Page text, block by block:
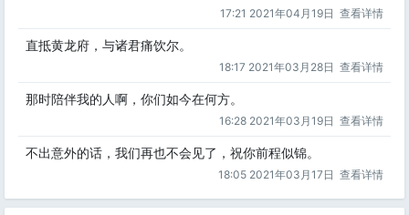
17:21 2021年04月19日 查看详情
直抵黄龙府，与诸君痛饮尔。
18:17 2021年03月28日 查看详情
那时陪伴我的人啊，你们如今在何方。
16:28 2021年03月19日 查看详情
不出意外的话，我们再也不会见了，祝你前程似锦。
18:05 2021年03月17日 查看详情